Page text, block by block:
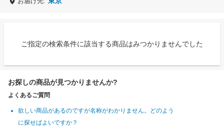
ご指定の検索条件に該当する商品はみつかりませんでした
お探しの商品が見つかりませんか?
よくあるご質問
欲しい商品があるのですが名称がわかりません。どのよう
に探せばよいですか？